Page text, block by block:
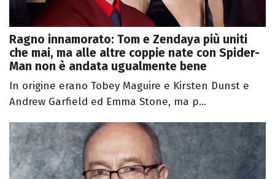
Ragno innamorato: Tom e Zendaya più uniti
che mai, ma alle altre coppie nate con Spider-
Man non è andata ugualmente bene
In origine erano Tobey Maguire e Kirsten Dunst e
Andrew Garfield ed Emma Stone, ma p...